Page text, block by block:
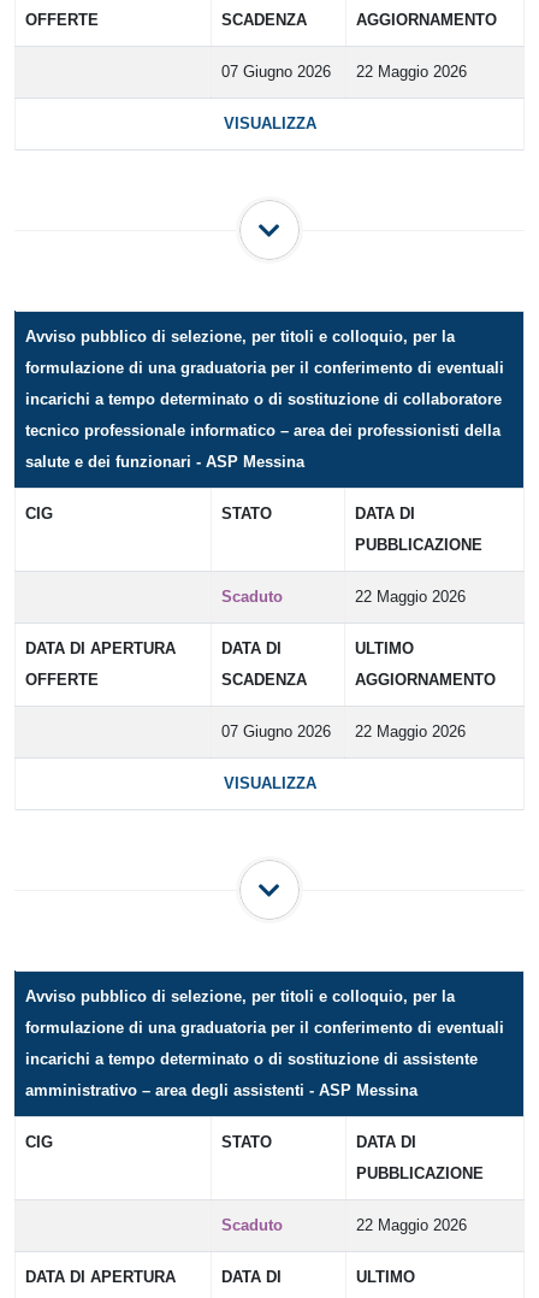
OFFERTE
SCADENZA
AGGIORNAMENTO
07 Giugno 2026 22 Maggio 2026
VISUALIZZA
Avviso pubblico di selezione, per titoli e colloquio, per la
formulazione di una graduatoria per il conferimento di eventuali
incarichi a tempo determinato o di sostituzione di collaboratore
tecnico professionale informatico – area dei professionisti della
salute e dei funzionari - ASP Messina
CIG STATO
DATA DI
PUBBLICAZIONE
Scaduto 22 Maggio 2026
DATA DI APERTURA
OFFERTE
DATA DI
SCADENZA
ULTIMO
AGGIORNAMENTO
07 Giugno 2026 22 Maggio 2026
VISUALIZZA
Avviso pubblico di selezione, per titoli e colloquio, per la
formulazione di una graduatoria per il conferimento di eventuali
incarichi a tempo determinato o di sostituzione di assistente
amministrativo – area degli assistenti - ASP Messina
CIG STATO
DATA DI
PUBBLICAZIONE
Scaduto 22 Maggio 2026
DATA DI APERTURA
DATA DI
ULTIMO